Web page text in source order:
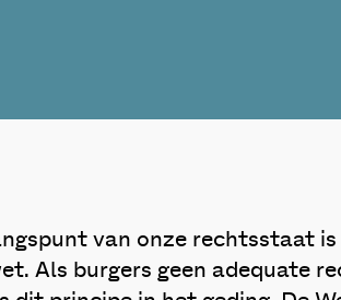
van onze rechtsstaat
Als burgers geen adequate